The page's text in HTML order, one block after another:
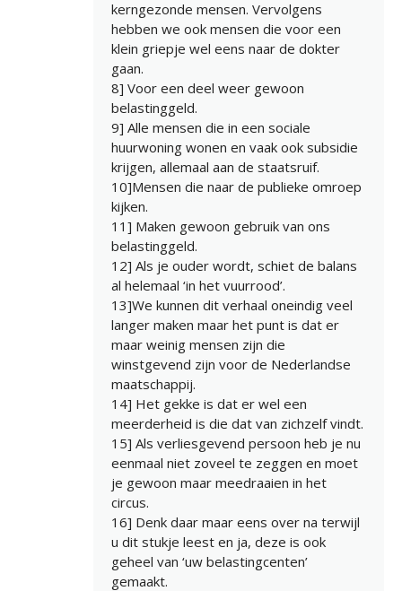
kerngezonde mensen. Vervolgens
hebben we ook mensen die voor een
klein griepje wel eens naar de dokter
gaan.
8] Voor een deel weer gewoon
belastinggeld.
9] Alle mensen die in een sociale
huurwoning wonen en vaak ook subsidie
krijgen, allemaal aan de staatsruif.
10]Mensen die naar de publieke omroep
kijken.
11] Maken gewoon gebruik van ons
belastinggeld.
12] Als je ouder wordt, schiet de balans
al helemaal ‘in het vuurrood’.
13]We kunnen dit verhaal oneindig veel
langer maken maar het punt is dat er
maar weinig mensen zijn die
winstgevend zijn voor de Nederlandse
maatschappij.
14] Het gekke is dat er wel een
meerderheid is die dat van zichzelf vindt.
15] Als verliesgevend persoon heb je nu
eenmaal niet zoveel te zeggen en moet
je gewoon maar meedraaien in het
circus.
16] Denk daar maar eens over na terwijl
u dit stukje leest en ja, deze is ook
geheel van ‘uw belastingcenten’
gemaakt.